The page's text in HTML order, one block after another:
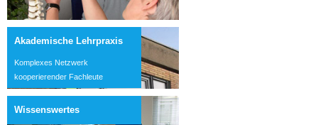
Akademische Lehrpraxis
Wissenswertes